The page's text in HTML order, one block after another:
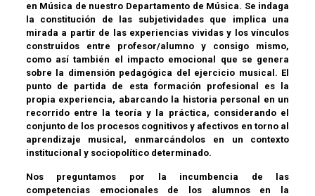
en Música de nuestro Departamento de Música. Se indaga
la constitución de las subjetividades que implica una
mirada a partir de las experiencias vividas y los vínculos
construidos entre profesor/alumno y consigo mismo,
como así también el impacto emocional que se genera
sobre la dimensión pedagógica del ejercicio musical. El
punto de partida de esta formación profesional es la
propia experiencia, abarcando la historia personal en un
recorrido entre la teoría y la práctica, considerando el
conjunto de los procesos cognitivos y afectivos en torno al
aprendizaje musical, enmarcándolos en un contexto
institucional y sociopolítico determinado.
Nos preguntamos por la incumbencia de las
competencias emocionales de los alumnos en la